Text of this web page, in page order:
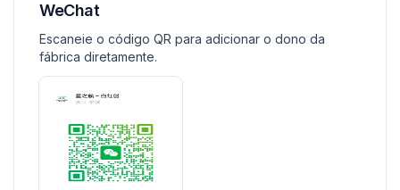
WeChat
Escaneie o código QR para adicionar o dono da
fábrica diretamente.